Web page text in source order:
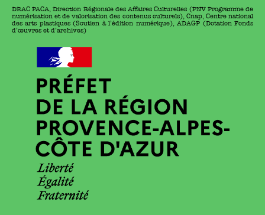
DRAC PACA, Direction Régionale des Affaires Culturelles (PNV Programme de
numérisation et de valorisation des contenus culturels), Cnap, Centre national
des arts plastiques (Soutien à l’édition numérique), ADAGP (Dotation Fonds
d’œuvres et d’archives)